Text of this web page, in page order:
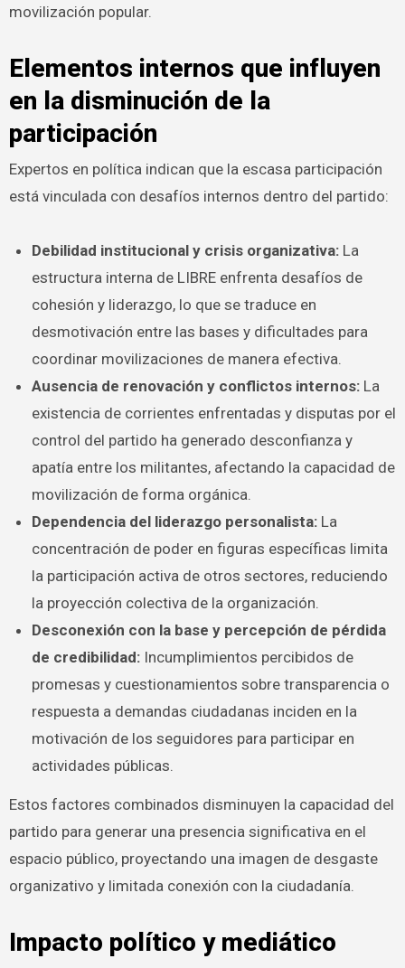
movilización popular.
Elementos internos que influyen
en la disminución de la
participación
Expertos en política indican que la escasa participación
está vinculada con desafíos internos dentro del partido:
Debilidad institucional y crisis organizativa: La
estructura interna de LIBRE enfrenta desafíos de
cohesión y liderazgo, lo que se traduce en
desmotivación entre las bases y dificultades para
coordinar movilizaciones de manera efectiva.
Ausencia de renovación y conflictos internos: La
existencia de corrientes enfrentadas y disputas por el
control del partido ha generado desconfianza y
apatía entre los militantes, afectando la capacidad de
movilización de forma orgánica.
Dependencia del liderazgo personalista: La
concentración de poder en figuras específicas limita
la participación activa de otros sectores, reduciendo
la proyección colectiva de la organización.
Desconexión con la base y percepción de pérdida
de credibilidad: Incumplimientos percibidos de
promesas y cuestionamientos sobre transparencia o
respuesta a demandas ciudadanas inciden en la
motivación de los seguidores para participar en
actividades públicas.
Estos factores combinados disminuyen la capacidad del
partido para generar una presencia significativa en el
espacio público, proyectando una imagen de desgaste
organizativo y limitada conexión con la ciudadanía.
Impacto político y mediático